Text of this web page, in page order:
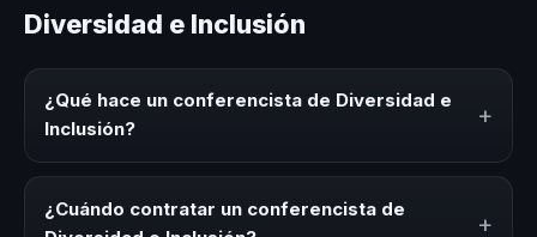
Diversidad e Inclusión
¿Qué hace un conferencista de Diversidad e
Inclusión?
+
que comparte conocimiento, estrategias y experiencias
sobre este tema en eventos corporativos, convenciones
¿Cuándo contratar un conferencista de
+